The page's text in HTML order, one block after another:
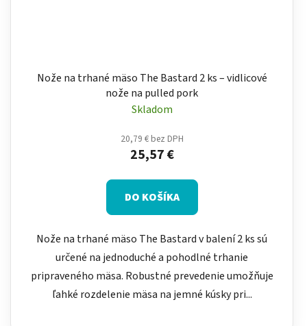
Nože na trhané mäso The Bastard 2 ks – vidlicové
nože na pulled pork
Skladom
20,79 € bez DPH
25,57 €
DO KOŠÍKA
Nože na trhané mäso The Bastard v balení 2 ks sú
určené na jednoduché a pohodlné trhanie
pripraveného mäsa. Robustné prevedenie umožňuje
ľahké rozdelenie mäsa na jemné kúsky pri...